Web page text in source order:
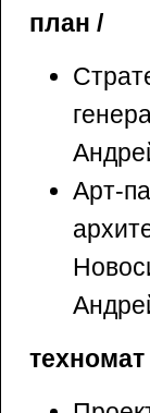
план /
Арт-
техномат